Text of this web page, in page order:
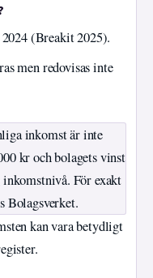
(Breakit 2025).
men redovisas inte
inkomst är inte
kr och bolagets vinst
För exakt
Bolagsverket.
kan vara betydligt